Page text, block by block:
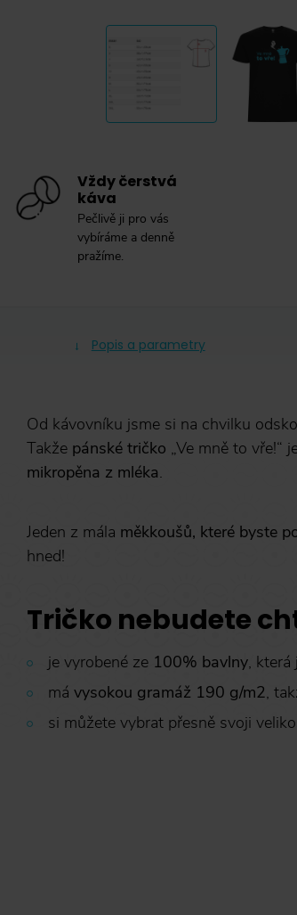
Vždy čerstvá
káva
Pečlivě ji pro vás
vybíráme a denně
pražíme.
Popis a parametry
Od kávovníku jsme si na chvilku
Takže pánské tričko „Ve mně to vře!“
mikropěna z mléka.
Jeden z mála měkkoušů, které byste
hned!
Tričko nebudete
je vyrobené ze 100% bavlny, která
má vysokou gramáž 190 g/m2,
si můžete vybrat přesně svoji